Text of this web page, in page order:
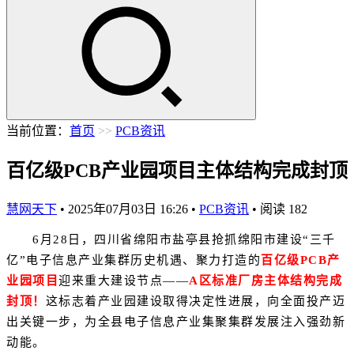
当前位置： 首页 >> PCB资讯
百亿级PCB产业园项目主体结构完成封顶
慧网天下 • 2025年07月03日 16:26 • PCB资讯 • 阅读 182
6月28日，四川省绵阳市盐亭县抢抓绵阳市建设“三千
亿”电子信息产业集群历史机遇、聚力打造的百亿级PCB产
业园项目 迎来重大建设节点——A区标准厂房主体结构完成
封顶！ 这标志着产业园建设取得决定性进展，向全面投产迈
出关键一步，为全县电子信息产业集聚集群发展注入强劲新
动能。